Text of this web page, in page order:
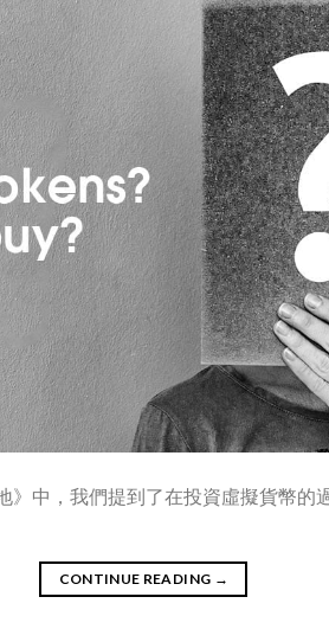
》中，我們提到了在投資虛擬貨幣的
CONTINUE READING →